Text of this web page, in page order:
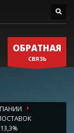
ОБРАТНАЯ
СВЯЗЬ